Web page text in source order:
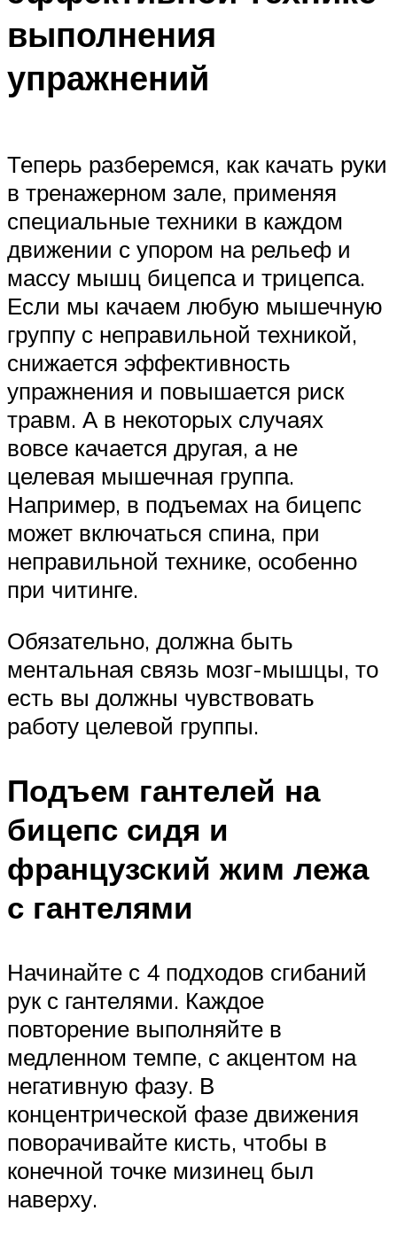
выполнения
упражнений
Теперь разберемся, как качать руки
в тренажерном зале, применяя
специальные техники в каждом
движении с упором на рельеф и
массу мышц бицепса и трицепса.
Если мы качаем любую мышечную
группу с неправильной техникой,
снижается эффективность
упражнения и повышается риск
травм. А в некоторых случаях
вовсе качается другая, а не
целевая мышечная группа.
Например, в подъемах на бицепс
может включаться спина, при
неправильной технике, особенно
при читинге.
Обязательно, должна быть
ментальная связь мозг-мышцы, то
есть вы должны чувствовать
работу целевой группы.
Подъем гантелей на
бицепс сидя и
французский жим лежа
с гантелями
Начинайте с 4 подходов сгибаний
рук с гантелями. Каждое
повторение выполняйте в
медленном темпе, с акцентом на
негативную фазу. В
концентрической фазе движения
поворачивайте кисть, чтобы в
конечной точке мизинец был
наверху.